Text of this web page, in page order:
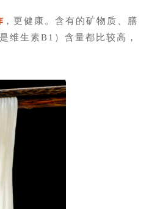
，更健康。含有的矿物质、膳
维生素B1）含量都比较高，